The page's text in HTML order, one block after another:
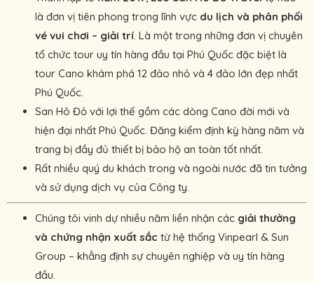
là đơn vị tiên phong trong lĩnh vực du lịch và phân phối
vé vui chơi – giải trí. Là một trong những đơn vị chuyên
tổ chức tour uy tín hàng đầu tại Phú Quốc đặc biệt là
tour Cano khám phá 12 đảo nhỏ và 4 đảo lớn đẹp nhất
Phú Quốc.
San Hô Đỏ với lợi thế gồm các dòng Cano đời mới và
hiện đại nhất Phú Quốc. Đăng kiểm định kỳ hàng năm và
trang bị đầy đủ thiết bị bảo hộ an toàn tốt nhất.
Rất nhiều quý du khách trong và ngoài nước đã tin tưởng
và sử dụng dịch vụ của Công ty.
Chúng tôi vinh dự nhiều năm liền nhận các giải thưởng
và chứng nhận xuất sắc từ hệ thống Vinpearl & Sun
Group – khẳng định sự chuyên nghiệp và uy tín hàng
đầu.